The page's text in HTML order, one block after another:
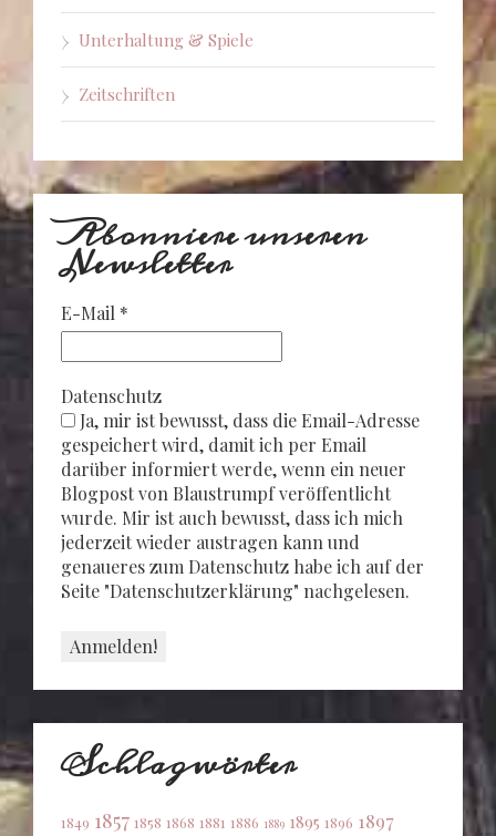
Unterhaltung & Spiele
Zeitschriften
Abonniere unseren
Newsletter
E-Mail *
Datenschutz
Ja, mir ist bewusst, dass die Email-Adresse
gespeichert wird, damit ich per Email
darüber informiert werde, wenn ein neuer
Blogpost von Blaustrumpf veröffentlicht
wurde. Mir ist auch bewusst, dass ich mich
jederzeit wieder austragen kann und
genaueres zum Datenschutz habe ich auf der
Seite "Datenschutzerklärung" nachgelesen.
Schlagwörter
1849 1857 1858 1868 1881 1886 1889 1895 1896 1897